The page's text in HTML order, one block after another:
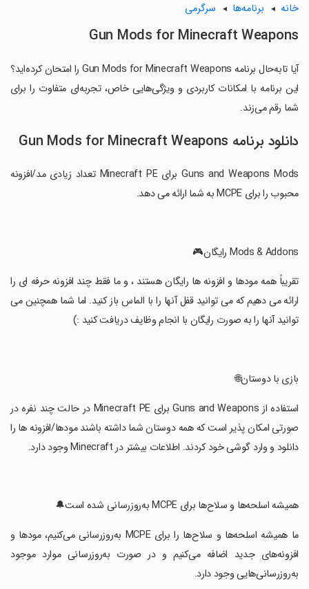
خانه برنامه‌ها سرگرمی
Gun Mods for Minecraft Weapons
آیا تابه‌حال برنامه Gun Mods for Minecraft Weapons را امتحان کرده‌اید؟
این برنامه با امکانات کاربردی و ویژگی‌هایی خاص، تجربه‌ای متفاوت را برای
شما رقم می‌زند.
دانلود برنامه Gun Mods for Minecraft Weapons
Guns and Weapons Mods برای Minecraft PE تعداد زیادی مد/افزونه
محبوب را برای MCPE به شما ارائه می دهد.
‏تقریباً همه مودها و افزونه ها رایگان هستند ، و ما فقط چند افزونه حرفه ای را
ارائه می دهیم که می توانید قفل آنها را با الماس باز کنید. اما شما همچنین می
توانید آنها را به صورت رایگان با انجام وظایف دریافت کنید :)
‏بازی با دوستان🌐
‏استفاده از Guns and Weapons برای Minecraft PE در حالت چند نفره در
صورتی امکان پذیر است که همه دوستان شما داشته باشند مودها/افزونه ها را
دانلود و وارد گوشی خود کردند. اطلاعات بیشتر در Minecraft وجود دارد.
‏همیشه اسلحه‌ها و سلاح‌ها برای MCPE به‌روزرسانی شده است🔔
‏ما همیشه اسلحه‌ها و سلاح‌ها را برای MCPE به‌روزرسانی می‌کنیم، مودها و
افزونه‌های جدید اضافه می‌کنیم و در صورت به‌روزرسانی موارد موجود
به‌روزرسانی‌هایی وجود دارد.